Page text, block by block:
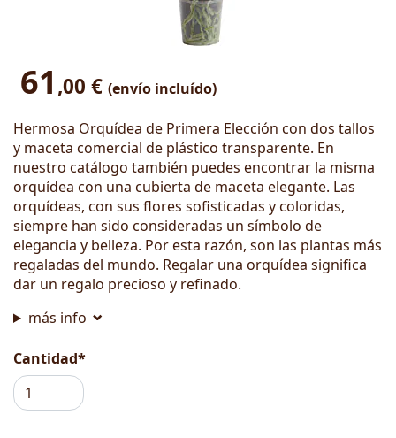
61 ,00 € (envío incluído)
Hermosa Orquídea de Primera Elección con dos tallos
y maceta comercial de plástico transparente. En
nuestro catálogo también puedes encontrar la misma
orquídea con una cubierta de maceta elegante. Las
orquídeas, con sus flores sofisticadas y coloridas,
siempre han sido consideradas un símbolo de
elegancia y belleza. Por esta razón, son las plantas más
regaladas del mundo. Regalar una orquídea significa
dar un regalo precioso y refinado.
más info
Cantidad*